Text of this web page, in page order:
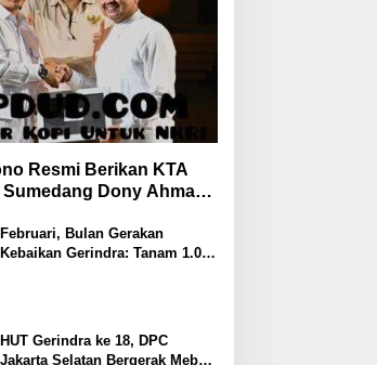
Resmi Berikan KTA
Dony Ahmad
Februari, Bulan Gerakan
Kebaikan Gerindra: Tanam 1.000
HUT Gerindra ke 18, DPC
Jakarta Selatan Bergerak Meberi